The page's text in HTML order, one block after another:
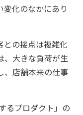
化のなかにあり
との接点は複雑化
、大きな負荷が生
、店舗本来の仕事
るプロダクト」の